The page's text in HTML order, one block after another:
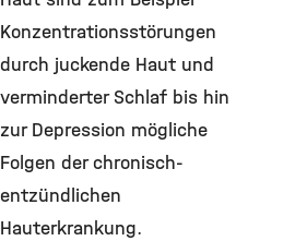
Konzentrationsstörungen
durch juckende Haut und
verminderter Schlaf bis hin
zur Depression mögliche
Folgen der chronisch-
entzündlichen
Hauterkrankung.